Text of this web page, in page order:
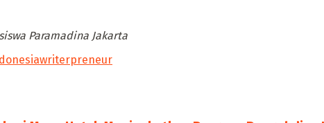
Paramadina Jakarta
writerpreneur